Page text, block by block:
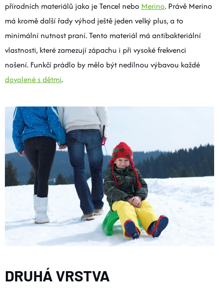
přírodních materiálů jako je Tencel nebo Merino. Právě Merino
má kromě další řady výhod ještě jeden velký plus, a to
minimální nutnost praní. Tento materiál má antibakteriální
vlastnosti, které zamezují zápachu i při vysoké frekvenci
nošení. Funkčí prádlo by mělo být nedílnou výbavou každé
dovolené s dětmi.
DRUHÁ VRSTVA